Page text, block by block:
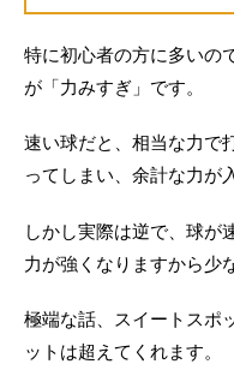
特に初心者の方に多いの
が「力みすぎ」です。
速い球だと、相当な力で
ってしまい、余計な力が
しかし実際は逆で、球が
力が強くなりますから少
極端な話、スイートスポ
ットは超えてくれます。